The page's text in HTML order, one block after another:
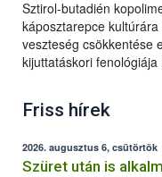
Sztirol-butadién
káposztarepce
veszteség csökkentése
kijuttatáskori fenológiája
Friss hírek
2026. augusztus 6, csütörtök
Szüret után is